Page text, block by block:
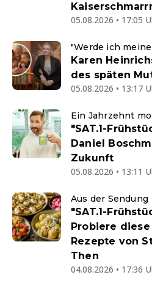
05.08.2026 • 17:05
"Werde ich
Karen
des späten
05.08.2026 • 13:17
Ein Jahrzehnt
"SAT.1-
Daniel
Zukunft
05.08.2026 • 13:11
Aus der Sendung
"SAT.1-
Probiere
Rezepte von
Then
04.08.2026 • 17:36